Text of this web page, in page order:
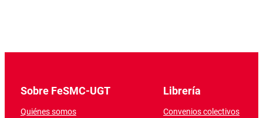
Sobre FeSMC-UGT
Quiénes somos
Librería
Convenios colectivos